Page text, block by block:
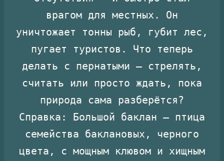
врагом для местных. Он
уничтожает тонны рыб, губит лес,
пугает туристов. Что теперь
делать с пернатыми — стрелять,
считать или просто ждать, пока
природа сама разберётся?
Справка: Большой баклан — птица
семейства баклановых, черного
цвета, с мощным клювом и хищным